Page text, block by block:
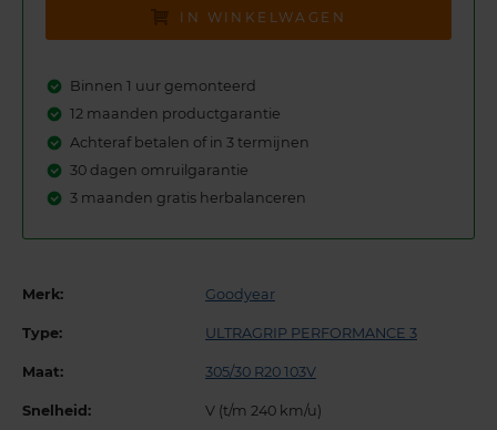
IN WINKELWAGEN
Binnen 1 uur gemonteerd
12 maanden productgarantie
Achteraf betalen of in 3 termijnen
30 dagen omruilgarantie
3 maanden gratis herbalanceren
Merk: Goodyear
Type: ULTRAGRIP PERFORMANCE 3
Maat: 305/30 R20 103V
Snelheid: V (t/m 240 km/u)